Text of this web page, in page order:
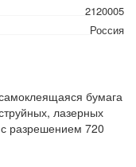
2120005
Россия
бумага
лазерных
разрешением 720